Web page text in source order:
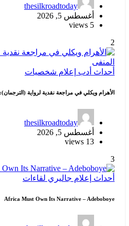
thesilkroadtoday
أغسطس 5, 2026
5 views
2
أحداث أدب إعلام شخصيات
الأهرام ويكلي في مراجعة نقدية لرواية
thesilkroadtoday
أغسطس 5, 2026
13 views
3
أحداث إعلام جاليري لقاءات
Africa Must Own Its Narrative – Adeboboye